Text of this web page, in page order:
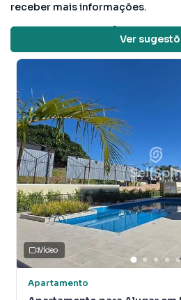
receber mais informações.
Ver
Portaria 24h
Piscina
Playground
Veja outros imóveis
Vídeo
Apartamento